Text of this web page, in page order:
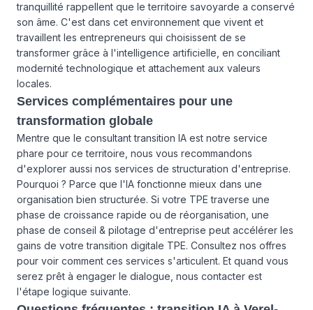
tranquillité rappellent que le territoire savoyarde a conservé
son âme. C'est dans cet environnement que vivent et
travaillent les entrepreneurs qui choisissent de se
transformer grâce à l'intelligence artificielle, en conciliant
modernité technologique et attachement aux valeurs
locales.
Services complémentaires pour une
transformation globale
Mentre que le consultant transition IA est notre service
phare pour ce territoire, nous vous recommandons
d'explorer aussi nos services de structuration d'entreprise.
Pourquoi ? Parce que l'IA fonctionne mieux dans une
organisation bien structurée. Si votre TPE traverse une
phase de croissance rapide ou de réorganisation, une
phase de conseil & pilotage d'entreprise peut accélérer les
gains de votre transition digitale TPE. Consultez nos offres
pour voir comment ces services s'articulent. Et quand vous
serez prêt à engager le dialogue, nous contacter est
l'étape logique suivante.